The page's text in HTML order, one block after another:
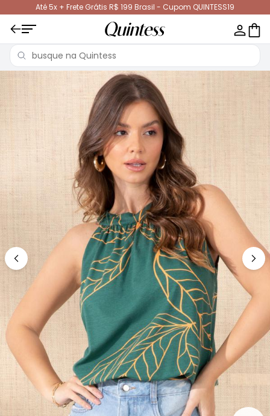
Até 5x + Frete Grátis R$ 199 Brasil - Cupom QUINTESS19